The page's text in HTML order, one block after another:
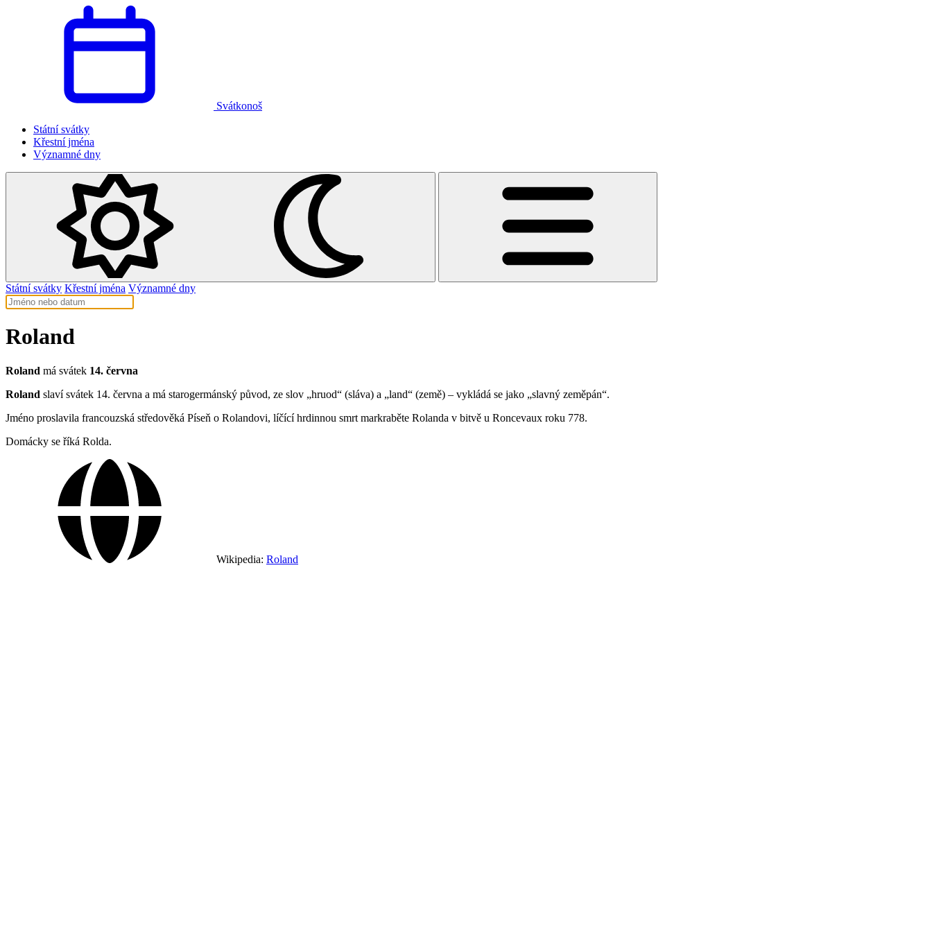
Svátkonoš
Státní svátky
Křestní jména
Významné dny
Státní svátky Křestní jména Významné dny
Roland
Roland má svátek 14. června
Roland slaví svátek 14. června a má starogermánský původ, ze slov „hruod“ (sláva) a „land“ (země) – vykládá se jako „slavný zeměpán“.
Jméno proslavila francouzská středověká Píseň o Rolandovi, líčící hrdinnou smrt markraběte Rolanda v bitvě u Roncevaux roku 778.
Domácky se říká Rolda.
Wikipedia: Roland